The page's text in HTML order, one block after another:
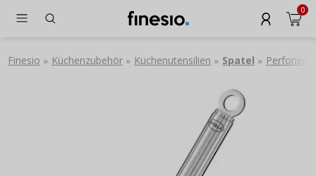
0
Finesio » Küchenzubehör » Küchenutensilien » Spatel »